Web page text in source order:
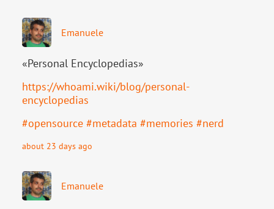
Emanuele
«Personal Encyclopedias»
https://whoami.wiki/blog/personal-
encyclopedias
#opensource #metadata #memories #nerd
about 23 days ago
Emanuele